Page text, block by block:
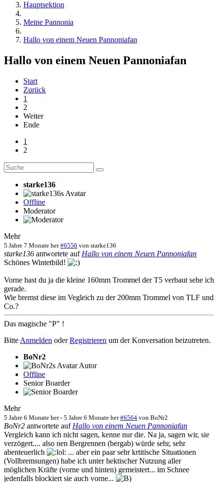
Hauptsektion
Meine Pannonia
Hallo von einem Neuen Pannoniafan
Hallo von einem Neuen Pannoniafan
Start
Zurück
1
2
Weiter
Ende
1
2
starke136
Offline
Moderator
Mehr
5 Jahre 7 Monate her #6556 von starke136
starke136 antwortete auf Hallo von einem Neuen Pannoniafan
Schönes Wintetbild!
Vorne hast du ja die kleine 160mm Trommel der T5 verbaut sehe ich
gerade.
Wie bremst diese im Vegleich zu der 200mm Trommel von TLF und
Co.?
Das magische "P" !
Bitte Anmelden oderRegistrieren um der Konversation beizutreten.
BoNr2
Autor
Offline
Senior Boarder
Mehr
5 Jahre 6 Monate her- 5 Jahre 6 Monate her #6564 von BoNr2
BoNr2 antwortete auf Hallo von einem Neuen Pannoniafan
Vergleich kann ich nicht sagen, kenne nur die. Na ja, sagen wir, sie
verzögert.... also nen Bergrennen (bergab) würde sehr, sehr
abenteuerlich
... aber ein paar sehr krtitische Situationen
(Vollbremsungen) habe ich unter hektischer Nutzung aller
möglichen Kräfte (vorne und hinten) gemeistert... im Schnee
jedenfalls blockiert sie auch vorne...